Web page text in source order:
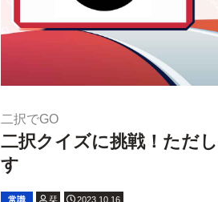
二択でGO
二択クイズに挑戦！ただ
す
常識 栞 2023.10.16